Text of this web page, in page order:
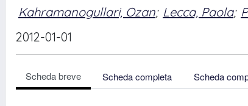
Kahramanogullari, Ozan; Lecca, Paola;
2012-01-01
Scheda breve Scheda completa Scheda